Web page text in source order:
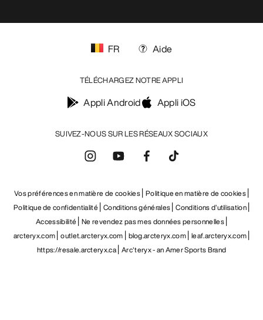
SUIVEZ-NOUS SUR LES RÉSEAUX SOCIAUX
FR Aide
TÉLÉCHARGEZ NOTRE APPLI
Appli Android Appli iOS
Vos préférences en matière de cookies Politique en matière de cookies
Politique de confidentialité Conditions générales Conditions d’utilisation
Accessibilité Ne revendez pas mes données personnelles
arcteryx.com outlet.arcteryx.com blog.arcteryx.com leaf.arcteryx.com
https://resale.arcteryx.ca Arc'teryx - an Amer Sports Brand